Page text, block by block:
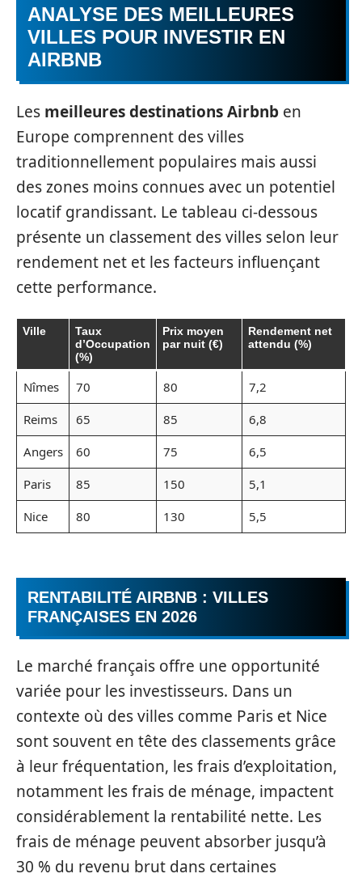
ANALYSE DES MEILLEURES
VILLES POUR INVESTIR EN
AIRBNB
Les meilleures destinations Airbnb en
Europe comprennent des villes
traditionnellement populaires mais aussi
des zones moins connues avec un potentiel
locatif grandissant. Le tableau ci-dessous
présente un classement des villes selon leur
rendement net et les facteurs influençant
cette performance.
Ville
Taux
d’Occupation
(%)
Prix moyen
par nuit (€)
Rendement net
attendu (%)
Nîmes 70 80
7,2
Reims
65 85
6,8
Angers
60 75
6,5
Paris
85 150
5,1
Nice
80 130 5,5
RENTABILITÉ AIRBNB : VILLES
FRANÇAISES EN 2026
Le marché français offre une opportunité
variée pour les investisseurs. Dans un
contexte où des villes comme Paris et Nice
sont souvent en tête des classements grâce
à leur fréquentation, les frais d’exploitation,
notamment les frais de ménage, impactent
considérablement la rentabilité nette. Les
frais de ménage peuvent absorber jusqu’à
30 % du revenu brut dans certaines